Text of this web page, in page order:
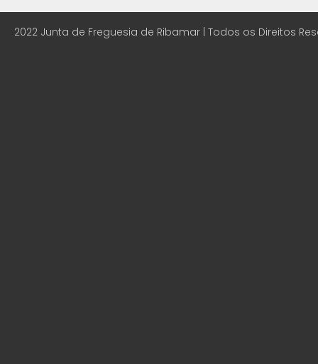
2022 Junta de Freguesia de Ribamar | Todos os Direitos